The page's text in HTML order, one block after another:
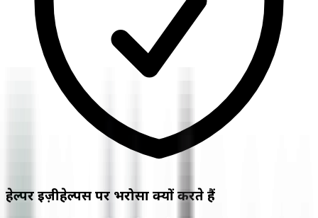
हेल्पर ईज़ीहेल्पर्स पर भरोसा क्यों करते हैं